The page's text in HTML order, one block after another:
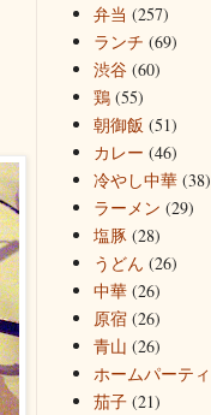
弁当 (257)
ランチ (69)
渋谷 (60)
鶏 (55)
朝御飯 (51)
カレー (46)
冷やし中華 (38)
ラーメン (29)
塩豚 (28)
うどん (26)
中華 (26)
原宿 (26)
青山 (26)
ホームパーティ
茄子 (21)